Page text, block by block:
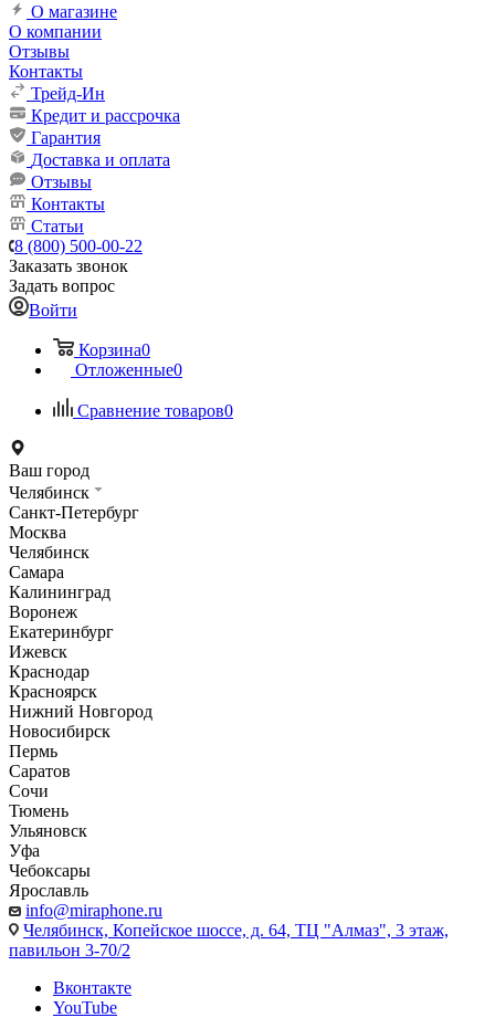
О магазине
О компании
Отзывы
Контакты
Трейд-Ин
Кредит и рассрочка
Гарантия
Доставка и оплата
Отзывы
Контакты
Статьи
8 (800) 500-00-22
Заказать звонок
Задать вопрос
Войти
Корзина0
Отложенные0
Сравнение товаров0
Ваш город
Челябинск
Санкт-Петербург
Москва
Челябинск
Самара
Калининград
Воронеж
Екатеринбург
Ижевск
Краснодар
Красноярск
Нижний Новгород
Новосибирск
Пермь
Саратов
Сочи
Тюмень
Ульяновск
Уфа
Чебоксары
Ярославль
info@miraphone.ru
Челябинск, Копейское шоссе, д. 64, ТЦ "Алмаз", 3 этаж,
павильон 3-70/2
Вконтакте
YouTube